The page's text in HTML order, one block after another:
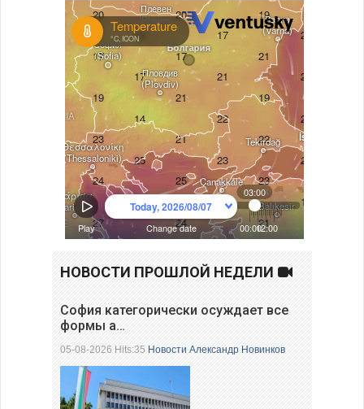
НОВОСТИ ПРОШЛОЙ НЕДЕЛИ
София категорически осуждает все
формы а…
05-08-2026 Hits:35Новости Александр Новинков